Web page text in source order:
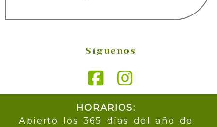
Síguenos
HORARIOS:
Abierto los 365 días del año de